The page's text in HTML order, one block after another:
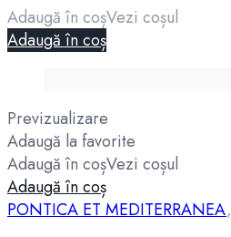
Adaugă în coșVezi coșul
Adaugă în coș
Previzualizare
Adaugă la favorite
Adaugă în coșVezi coșul
Adaugă în coș
PONTICA ET MEDITERRANEA,